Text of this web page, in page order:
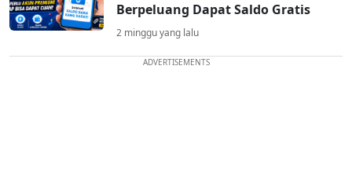
Berpeluang Dapat Saldo Gratis
2 minggu yang lalu
ADVERTISEMENTS